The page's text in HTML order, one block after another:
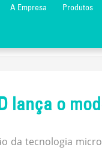
A Empresa Produtos
lança o
da tecnologia